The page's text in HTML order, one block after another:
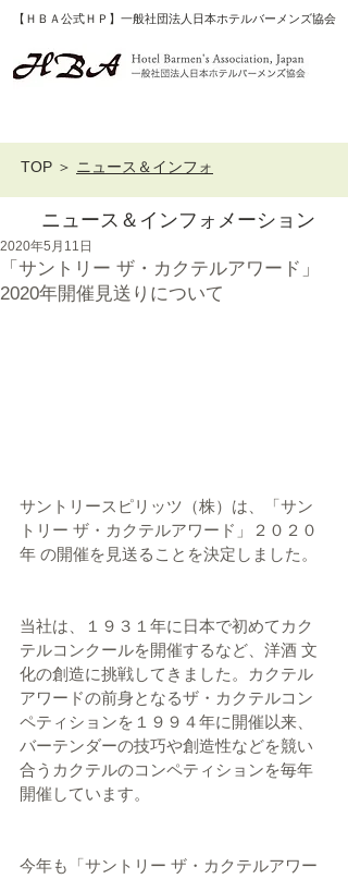
【ＨＢＡ公式ＨＰ】一般社団法人日本ホテルバーメンズ協会
TOP ＞ ニュース＆インフォ
ニュース＆インフォメーション
「サントリー ザ・カクテルアワード」
2020年開催見送りについて
2020年5月11日
サントリースピリッツ（株）は、「サン
トリー ザ・カクテルアワード」２０２０
年 の開催を見送ることを決定しました。
当社は、１９３１年に日本で初めてカク
テルコンクールを開催するなど、洋酒 文
化の創造に挑戦してきました。カクテル
アワードの前身となるザ・カクテルコン
ペティションを１９９４年に開催以来、
バーテンダーの技巧や創造性などを競い
合うカクテルのコンペティションを毎年
開催しています。
今年も「サントリー ザ・カクテルアワー